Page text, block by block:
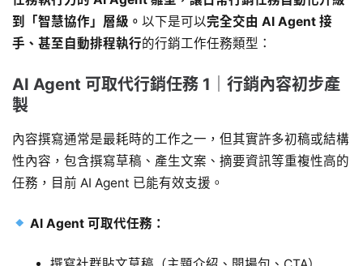
到「智慧協作」層級。 以下是可以完全交由 AI Agent 接
手、甚至自動排程執行的行銷工作任務類型：
AI Agent 可取代行銷任務 1｜行銷內容初步產
製
內容撰寫通常是最耗時的工作之一，但其實許多初稿或結構
性內容，包含撰寫草稿、產生文案、摘要資訊等重複性高的
任務，目前 AI Agent 已能有效支援。
AI Agent 可取代任務：